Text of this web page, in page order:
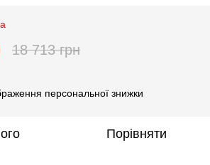
18 713 грн
персональної знижки
Порівняти